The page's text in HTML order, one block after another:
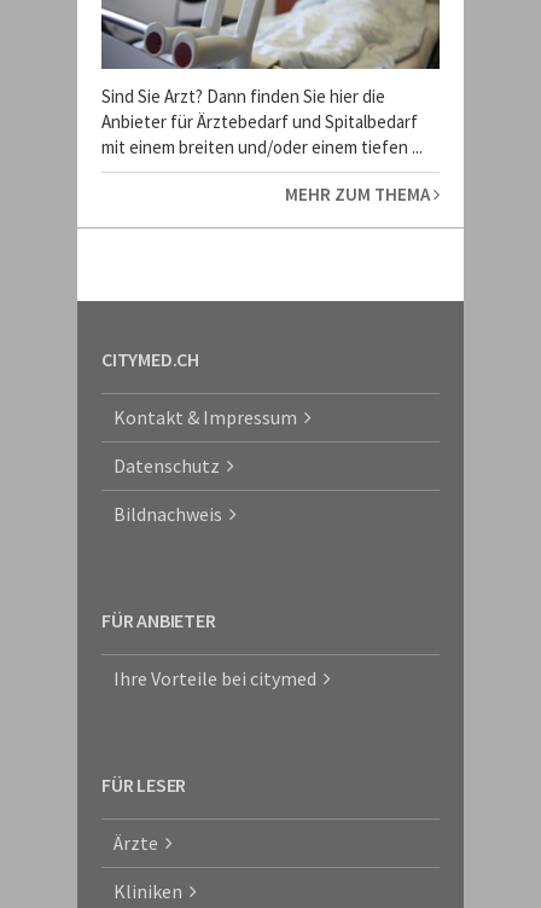
Sind Sie Arzt? Dann finden Sie hier die
Anbieter für Ärztebedarf und Spitalbedarf
mit einem breiten und/oder einem tiefen ...
MEHR ZUM THEMA
CITYMED.CH
Kontakt & Impressum
Datenschutz
Bildnachweis
FÜR ANBIETER
Ihre Vorteile bei citymed
FÜR LESER
Ärzte
Kliniken